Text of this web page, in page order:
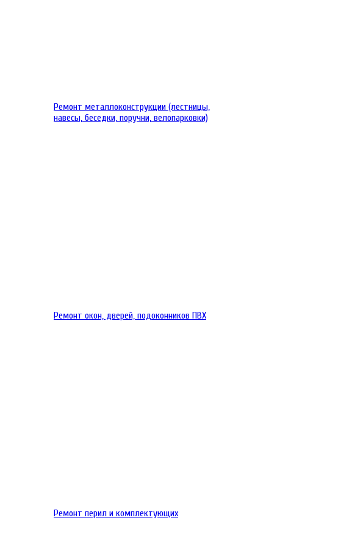
Ремонт металлоконструкции (лестницы,
навесы, беседки, поручни, велопарковки)
Ремонт окон, дверей, подоконников ПВХ
Ремонт перил и комплектующих